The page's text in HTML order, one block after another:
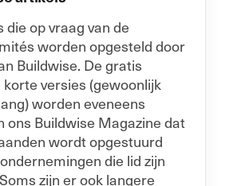
op vraag van de
worden opgesteld door
Buildwise. De gratis
versies (gewoonlijk
worden eveneens
ons Buildwise Magazine dat
wordt opgestuurd
die lid zijn
zijn er ook langere